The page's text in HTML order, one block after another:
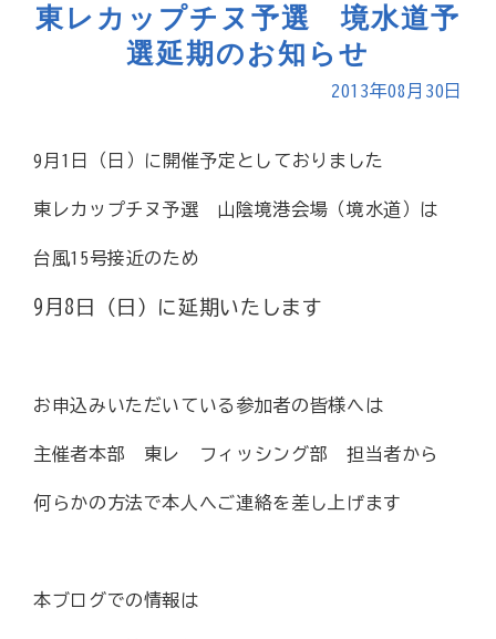
東レカップチヌ予選 境水道予
選延期のお知らせ
2013年08月30日
9月1日（日）に開催予定としておりました
東レカップチヌ予選 山陰境港会場（境水道）は
台風15号接近のため
9月8日（日）に延期いたします
お申込みいただいている参加者の皆様へは
主催者本部 東レ フィッシング部 担当者から
何らかの方法で本人へご連絡を差し上げます
本ブログでの情報は